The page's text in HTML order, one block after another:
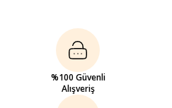
%100 Güvenli
Alışveriş